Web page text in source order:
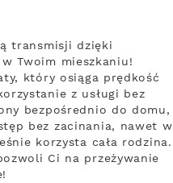
transmisji dzięki
Twoim mieszkaniu!
który osiąga prędkość
z usługi bez
bezpośrednio do domu,
bez zacinania, nawet w
korzysta cała rodzina.
Ci na przeżywanie